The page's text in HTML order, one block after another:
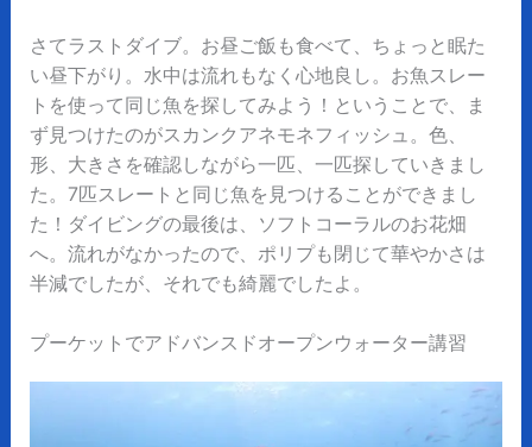
さてラストダイブ。お昼ご飯も食べて、ちょっと眠た
い昼下がり。水中は流れもなく心地良し。お魚スレー
トを使って同じ魚を探してみよう！ということで、ま
ず見つけたのがスカンクアネモネフィッシュ。色、
形、大きさを確認しながら一匹、一匹探していきまし
た。7匹スレートと同じ魚を見つけることができまし
た！ダイビングの最後は、ソフトコーラルのお花畑
へ。流れがなかったので、ポリプも閉じて華やかさは
半減でしたが、それでも綺麗でしたよ。
プーケットでアドバンスドオープンウォーター講習